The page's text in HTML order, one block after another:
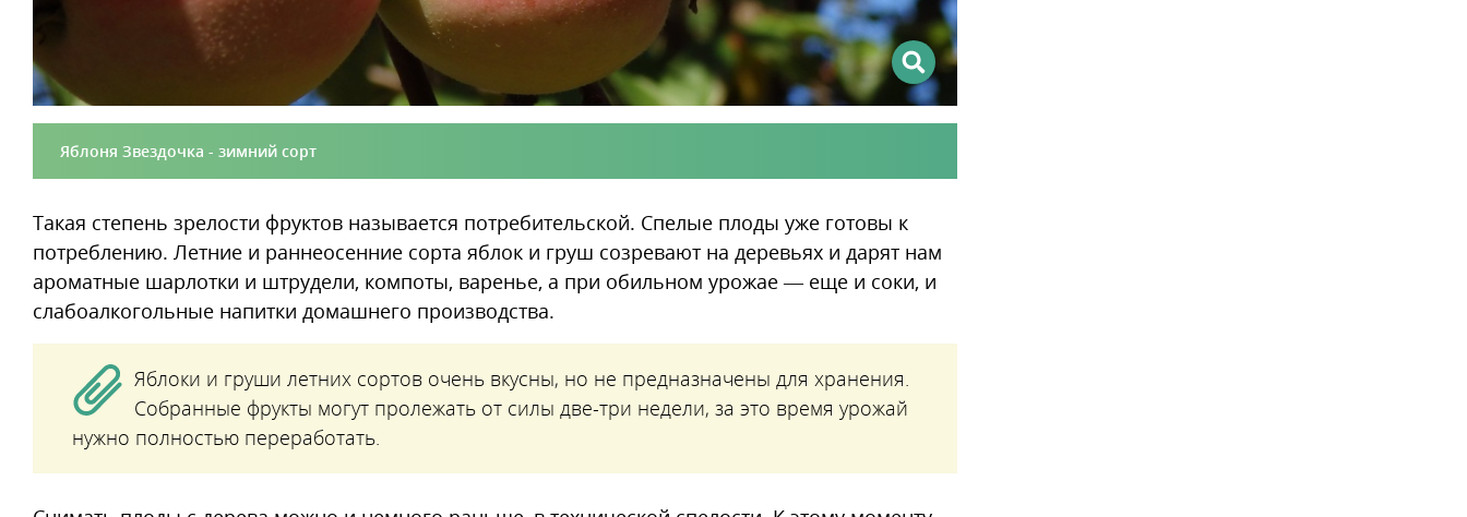
Яблоня Звездочка - зимний сорт
Такая степень зрелости фруктов называется потребительской. Спелые плоды уже готовы к
потреблению. Летние и раннеосенние сорта яблок и груш созревают на деревьях и дарят нам
ароматные шарлотки и штрудели, компоты, варенье, а при обильном урожае — еще и соки, и
слабоалкогольные напитки домашнего производства.
Яблоки и груши летних сортов очень вкусны, но не предназначены для хранения.
Собранные фрукты могут пролежать от силы две-три недели, за это время урожай
нужно полностью переработать.